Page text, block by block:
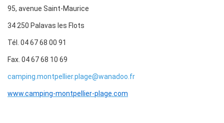
95, avenue Saint-Maurice
34 250 Palavas les Flots
Tél. 04 67 68 00 91
Fax. 04 67 68 10 69
camping.montpellier.plage@wanadoo.fr
www.camping-montpellier-plage.com